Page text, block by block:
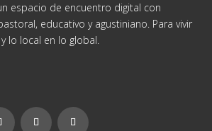
espacio de encuentro digital con
educativo y agustiniano. Para vivir
lo local en lo global.